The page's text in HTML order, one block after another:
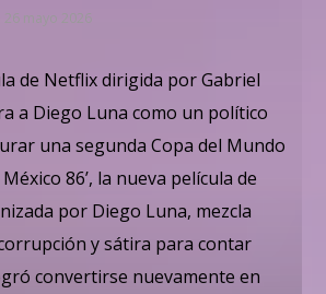
26 mayo 2026
de Netflix dirigida por Gabriel
a Diego Luna como un político
una segunda Copa del Mundo
86’, la nueva película de
por Diego Luna, mezcla
y sátira para contar
convertirse nuevamente en